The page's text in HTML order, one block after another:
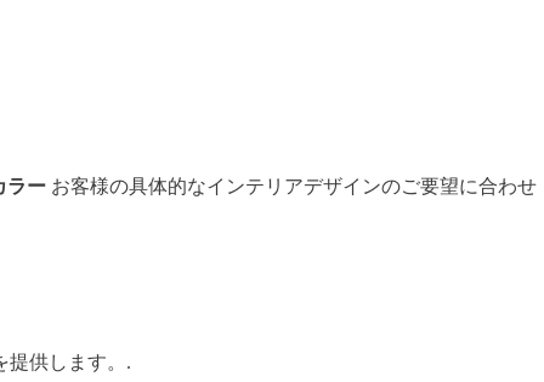
ラー お客様の具体的なインテリアデザインのご要望に合わせ
提供します。.